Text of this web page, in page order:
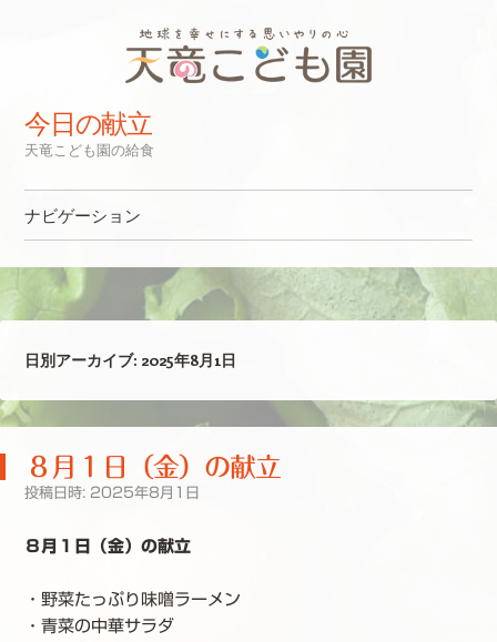
今日の献立
天竜こども園の給食
ナビゲーション
日別アーカイブ: 2025年8月1日
８月１日（金）の献立
投稿日時: 2025年8月1日
８月１日（金）の献立
・野菜たっぷり味噌ラーメン
・青菜の中華サラダ